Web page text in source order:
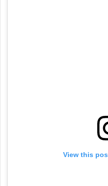
View this